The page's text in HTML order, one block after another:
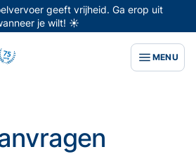
geeft vrijheid. Ga erop uit
je wilt! ☀️
MENU